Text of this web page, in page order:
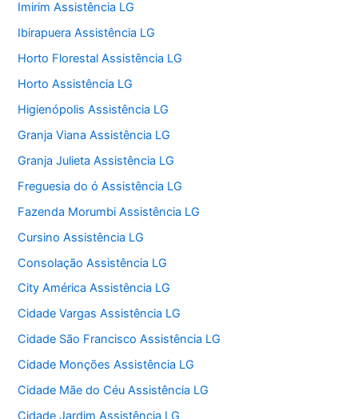
Imirim Assistência LG
Ibirapuera Assistência LG
Horto Florestal Assistência LG
Horto Assistência LG
Higienópolis Assistência LG
Granja Viana Assistência LG
Granja Julieta Assistência LG
Freguesia do ó Assistência LG
Fazenda Morumbi Assistência LG
Cursino Assistência LG
Consolação Assistência LG
City América Assistência LG
Cidade Vargas Assistência LG
Cidade São Francisco Assistência LG
Cidade Monções Assistência LG
Cidade Mãe do Céu Assistência LG
Cidade Jardim Assistência LG